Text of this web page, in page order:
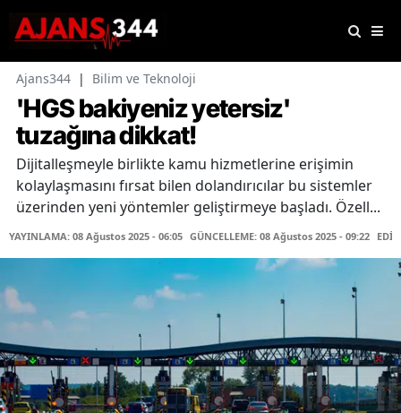
Ajans344 | Bilim ve Teknoloji
'HGS bakiyeniz yetersiz'
tuzağına dikkat!
Dijitalleşmeyle birlikte kamu hizmetlerine erişimin
kolaylaşmasını fırsat bilen dolandırıcılar bu sistemler
üzerinden yeni yöntemler geliştirmeye başladı. Özell...
YAYINLAMA: 08 Ağustos 2025 - 06:05 GÜNCELLEME: 08 Ağustos 2025 - 09:22